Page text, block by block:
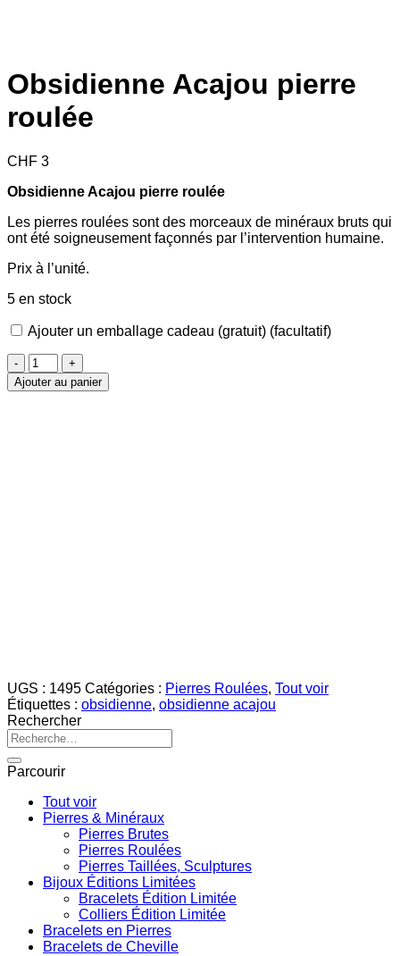
Obsidienne Acajou pierre
roulée
CHF 3
Obsidienne Acajou pierre roulée
Les pierres roulées sont des morceaux de minéraux bruts qui
ont été soigneusement façonnés par l’intervention humaine.
Prix à l’unité.
5 en stock
Ajouter un emballage cadeau (gratuit) (facultatif)
quantité
de
Obsidienne
Ajouter au panier
UGS : 1495 Catégories : Pierres Roulées, Tout voir
Étiquettes : obsidienne, obsidienne acajou
Rechercher
Recherche
pour :
Parcourir
Tout voir
Pierres & Minéraux
Pierres Brutes
Pierres Roulées
Pierres Taillées, Sculptures
Bijoux Éditions Limitées
Bracelets Édition Limitée
Colliers Édition Limitée
Bracelets en Pierres
Bracelets de Cheville